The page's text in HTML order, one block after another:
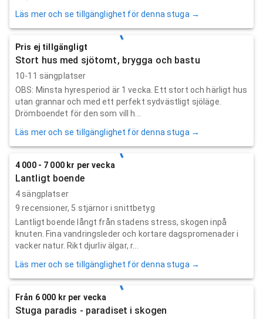
Läs mer och se tillgänglighet för denna stuga →
Pris ej tillgängligt
Stort hus med sjötomt, brygga och bastu
10-11 sängplatser
OBS: Minsta hyresperiod är 1 vecka. Ett stort och härligt hus
utan grannar och med ett perfekt sydvästligt sjöläge.
Drömboendet för den som vill h...
Läs mer och se tillgänglighet för denna stuga →
4 000 - 7 000 kr per vecka
Lantligt boende
4 sängplatser
9 recensioner, 5 stjärnor i snittbetyg
Lantligt boende långt från stadens stress, skogen inpå
knuten. Fina vandringsleder och kortare dagspromenader i
vacker natur. Rikt djurliv älgar, r...
Läs mer och se tillgänglighet för denna stuga →
Från 6 000 kr per vecka
Stuga paradis - paradiset i skogen